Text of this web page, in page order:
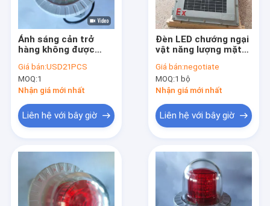
Ánh sáng cản trở
hàng không được
mặt trời cho máy bay
cẩu tháp Cảnh báo
T6
Giá bán:USD21PCS
MOQ:1
Nhận giá mới nhất
Liên hệ với bây giờ
Đèn LED chướng ngại
vật năng lượng mặt
cho khu vực nguy
hiểm IP65
Giá bán:negotiate
MOQ:1 bộ
Nhận giá mới nhất
Liên hệ với bây giờ